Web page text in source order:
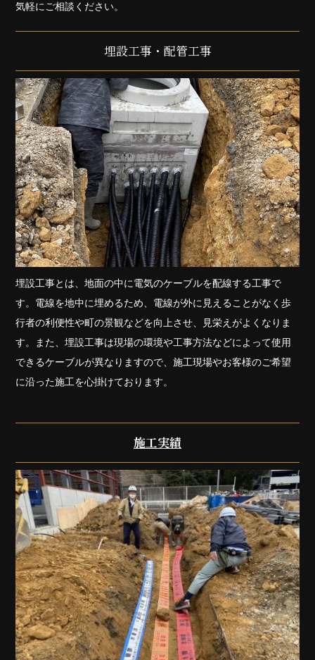
気軽にご相談ください。
埋設工事・配管工事
埋設工事とは、地面の中に電気のケーブルを配線する工事で
す。電線を地中に埋めるため、電線が外に見えることがなく歩
行者の利便性や町の景観などを向上させ、見栄えがよくなりま
す。また、埋設工事は現場の環境や工事方法などによって使用
できるケーブルが異なりますので、施工現場やお客様のご希望
に沿った施工を心掛けております。
施工実績